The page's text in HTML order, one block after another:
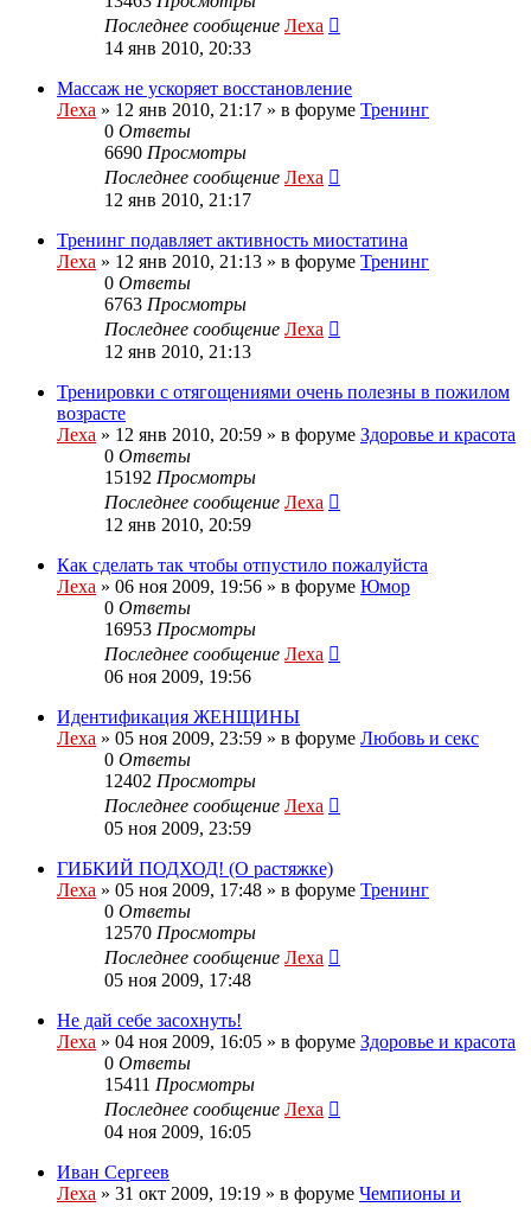
Последнее сообщение Леха
14 янв 2010, 20:33
Массаж не ускоряет восстановление
Леха » 12 янв 2010, 21:17 » в форуме Тренинг
0 Ответы
6690 Просмотры
Последнее сообщение Леха
12 янв 2010, 21:17
Тренинг подавляет активность миостатина
Леха » 12 янв 2010, 21:13 » в форуме Тренинг
0 Ответы
6763 Просмотры
Последнее сообщение Леха
12 янв 2010, 21:13
Тренировки с отягощениями очень полезны в пожилом
возрасте
Леха » 12 янв 2010, 20:59 » в форуме Здоровье и красота
0 Ответы
15192 Просмотры
Последнее сообщение Леха
12 янв 2010, 20:59
Как сделать так чтобы отпустило пожалуйста
Леха » 06 ноя 2009, 19:56 » в форуме Юмор
0 Ответы
16953 Просмотры
Последнее сообщение Леха
06 ноя 2009, 19:56
Идентификация ЖЕНЩИНЫ
Леха » 05 ноя 2009, 23:59 » в форуме Любовь и секс
0 Ответы
12402 Просмотры
Последнее сообщение Леха
05 ноя 2009, 23:59
ГИБКИЙ ПОДХОД! (О растяжке)
Леха » 05 ноя 2009, 17:48 » в форуме Тренинг
0 Ответы
12570 Просмотры
Последнее сообщение Леха
05 ноя 2009, 17:48
Не дай себе засохнуть!
Леха » 04 ноя 2009, 16:05 » в форуме Здоровье и красота
0 Ответы
15411 Просмотры
Последнее сообщение Леха
04 ноя 2009, 16:05
Иван Сергеев
Леха » 31 окт 2009, 19:19 » в форуме Чемпионы и